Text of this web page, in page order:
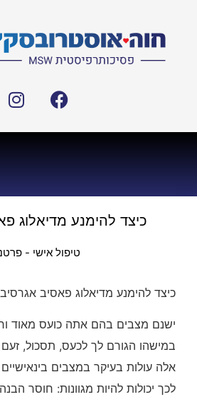
כיצד להימנע מדיאלוג
טיפול אישי -
כיצד להימנע מדיאלוג פאסיב אגרסיב
ישנם מצבים בהם אתה כועס מאוד
במישהו הגורם לך לכעס, תסכול,
אלה עולות בעיקר במצבים
לכך יכולות להיות מגוונות: חוסר